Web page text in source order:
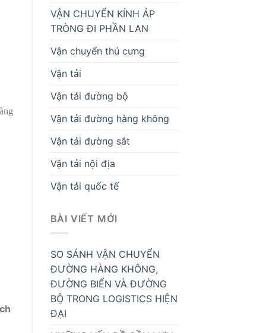
VẬN CHUYỂN KÍNH ÁP
TRÒNG ĐI PHẦN LAN
Vận chuyển thú cưng
Vận tải
Vận tải đường bộ
Vận tải đường hàng không
Vận tải đường sắt
Vận tải nội địa
Vận tải quốc tế
BÀI VIẾT MỚI
SO SÁNH VẬN CHUYỂN
ĐƯỜNG HÀNG KHÔNG,
ĐƯỜNG BIỂN VÀ ĐƯỜNG
BỘ TRONG LOGISTICS HIỆN
ĐẠI